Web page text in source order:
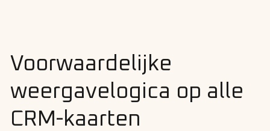
Voorwaardelijke
weergavelogica op alle
CRM-kaarten